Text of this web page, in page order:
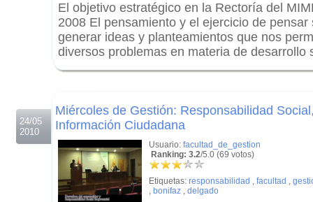
El objetivo estratégico en la Rectoría del
2008 El pensamiento y el ejercicio de
generar ideas y planteamientos que nos
diversos problemas en materia de desarrollo
24/05
2010
Miércoles de Gestión: Responsabilidad
Información Ciudadana
Usuario: facultad_de_gestion
Ranking: 3.2/5.0 (69 votos)
Etiquetas: responsabilidad , facultad ,
, bonifaz , delgado